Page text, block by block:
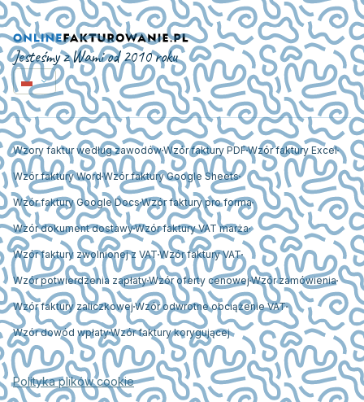
Jesteśmy z Wami od 2010 roku
Wzory faktur według zawodówWzór faktury PDFWzór faktury Excel
Wzór faktury Word Wzór faktury Google Sheets
Wzór faktury Google DocsWzór faktury pro forma
Wzór dokument dostawyWzór faktury VAT marża
Wzór faktury zwolnionej z VAT Wzór faktury VAT
Wzór potwierdzenia zapłatyWzór oferty cenowejWzór zamówienia
Wzór faktury zaliczkowej Wzór odwrotne obciążenie VAT
Wzór dowód wpłatyWzór faktury korygującej
Polityka plików cookie